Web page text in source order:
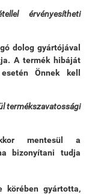
érvényesítheti
dolog gyártójával
A termék hibáját
Önnek kell
termékszavatossági
mentesül a
bizonyítani tudja
körében gyártotta,